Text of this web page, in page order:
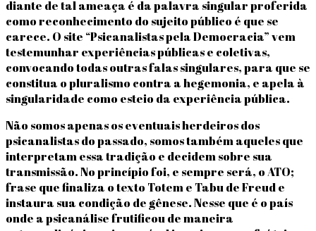
diante de tal ameaça é da palavra singular proferida
como reconhecimento do sujeito público é que se
carece. O site “Psicanalistas pela Democracia” vem
testemunhar experiências públicas e coletivas,
convocando todas outras falas singulares, para que se
constitua o pluralismo contra a hegemonia, e apela à
singularidade como esteio da experiência pública.
Não somos apenas os eventuais herdeiros dos
psicanalistas do passado, somos também aqueles que
interpretam essa tradição e decidem sobre sua
transmissão. No princípio foi, e sempre será, o ATO;
frase que finaliza o texto Totem e Tabu de Freud e
instaura sua condição de gênese. Nesse que é o país
onde a psicanálise frutificou de maneira